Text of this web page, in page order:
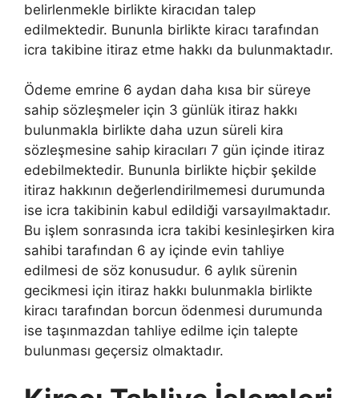
belirlenmekle birlikte kiracıdan talep
edilmektedir. Bununla birlikte kiracı tarafından
icra takibine itiraz etme hakkı da bulunmaktadır.
Ödeme emrine 6 aydan daha kısa bir süreye
sahip sözleşmeler için 3 günlük itiraz hakkı
bulunmakla birlikte daha uzun süreli kira
sözleşmesine sahip kiracıları 7 gün içinde itiraz
edebilmektedir. Bununla birlikte hiçbir şekilde
itiraz hakkının değerlendirilmemesi durumunda
ise icra takibinin kabul edildiği varsayılmaktadır.
Bu işlem sonrasında icra takibi kesinleşirken kira
sahibi tarafından 6 ay içinde evin tahliye
edilmesi de söz konusudur. 6 aylık sürenin
gecikmesi için itiraz hakkı bulunmakla birlikte
kiracı tarafından borcun ödenmesi durumunda
ise taşınmazdan tahliye edilme için talepte
bulunması geçersiz olmaktadır.